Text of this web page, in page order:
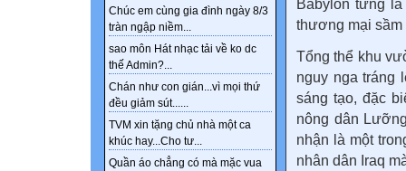
Chúc em cùng gia đình ngày 8/3
tràn ngập niềm...
sao môn Hát nhạc tải về ko dc
thế Admin?...
Chán như con gián...vì mọi thứ
đều giảm sút......
TVM xin tặng chủ nhà một ca
khúc hay...Cho tư...
Quần áo chẳng có mà mặc vua
Babylon từng
thương mại sầm
Tổng thể khu
nguy nga tráng
sáng tạo, đặc
nông dân
nhận là một
nhân dân Iraq